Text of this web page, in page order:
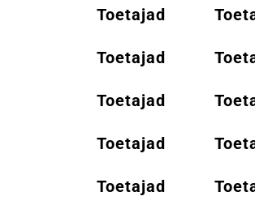
Toetajad
Toetajad
Toetajad
Toetajad
Toetajad